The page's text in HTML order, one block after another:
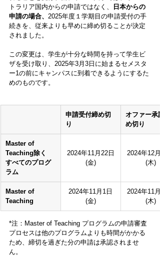
トラリア国内からの申請ではなく、
日本からの
申請の場合、 2025年度１学期目の申請受付の手
続きを、従来よりも早めに締め切ることが決定
されました。
この変更は、学生が十分な時間を持って学生ビ
ザを受け取り、2025年3月3日に始まるセメスタ
ー1の前にキャンパスに到着できるようにするた
めのものです。
申請受付締め切
り
オファー承
め切り
Master of
Teaching除く
すべてのプログ
ラム
2024年11月22日
(金)
2024年12月
(木)
Master of
Teaching
2024年11月1日
(金)
2024年11月
(木)
*注：Master of Teaching プログラムの申請審査
プロセスは他のプログラムよりも時間がかかる
ため、締切を過ぎた分の申請は承認されませ
ん。